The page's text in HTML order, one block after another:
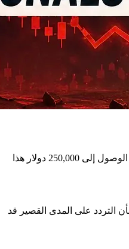
في سياق البيتكوين، نحن ننظر إلى نقطة حاسمة أخرى. بعد ارتفاع في الأسعار تركنا نكافح ضد حواجز أساسية، بدأ التصحيح يتشكل وهناك قضية أساسية واحدة يجب مراعاتها: هل الوصول إلى 250,000 دولار هذا
التردد على المدى القصير قد